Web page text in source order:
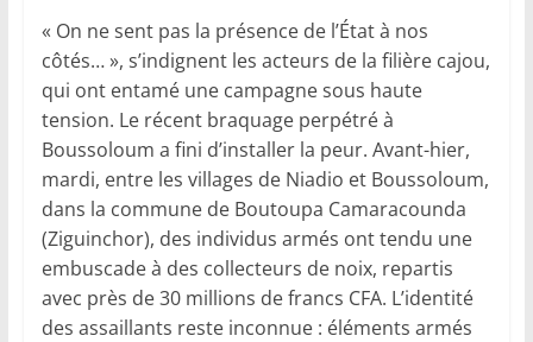
« On ne sent pas la présence de l’État à nos
côtés… », s’indignent les acteurs de la filière cajou,
qui ont entamé une campagne sous haute
tension. Le récent braquage perpétré à
Boussoloum a fini d’installer la peur. Avant-hier,
mardi, entre les villages de Niadio et Boussoloum,
dans la commune de Boutoupa Camaracounda
(Ziguinchor), des individus armés ont tendu une
embuscade à des collecteurs de noix, repartis
avec près de 30 millions de francs CFA. L’identité
des assaillants reste inconnue : éléments armés